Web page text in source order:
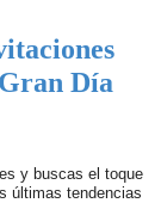
Día
y buscas el toque
últimas tendencias